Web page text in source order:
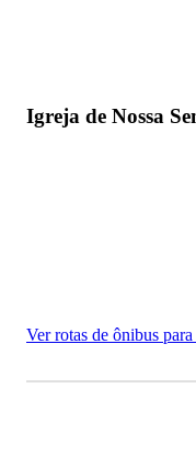
Igreja de Nossa
Ver rotas de ônibus